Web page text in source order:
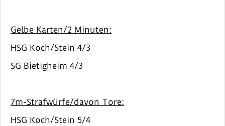
Gelbe Karten/2 Minuten:
HSG Koch/Stein 4/3
SG Bietigheim 4/3
7m-Strafwürfe/davon Tore:
HSG Koch/Stein 5/4